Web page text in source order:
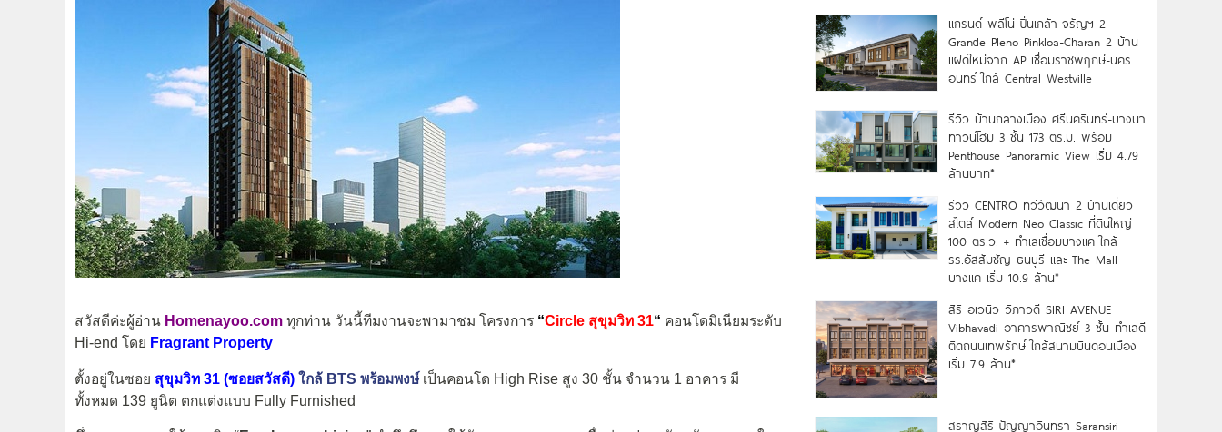
สวัสดีค่ะผู้อ่าน Homenayoo.com ทุกท่าน วันนี้ทีมงานจะพามาชม โครงการ “Circle สุขุมวิท 31“ คอนโดมิเนียมระดับ
Hi-end โดย Fragrant Property
ตั้งอยู่ในซอย สุขุมวิท 31 (ซอยสวัสดี) ใกล้ BTS พร้อมพงษ์เป็นคอนโด High Rise สูง 30 ชั้น จำนวน 1 อาคาร มี
ทั้งหมด 139 ยูนิต ตกแต่งแบบ Fully Furnished
แกรนด์ พลีโน่ ปิ่นเกล้า-จรัญฯ 2
Grande Pleno Pinkloa-Charan 2 บ้าน
แฝดใหม่จาก AP เชื่อมราชพฤกษ์-นคร
อินทร์ ใกล้ Central Westville
รีวิว บ้านกลางเมือง ศรีนครินทร์-บางนา
ทาวน์โฮม 3 ชั้น 173 ตร.ม. พร้อม
Penthouse Panoramic View เริ่ม 4.79
ล้านบาท*
รีวิว CENTRO ทวีวัฒนา 2 บ้านเดี่ยว
สไตล์ Modern Neo Classic ที่ดินใหญ่
100 ตร.ว. + ทำเลเชื่อมบางแค ใกล้
รร.อัสสัมชัญ ธนบุรี และ The Mall
บางแค เริ่ม 10.9 ล้าน*
สิริ อเวนิว วิภาวดี SIRI AVENUE
Vibhavadi อาคารพาณิชย์ 3 ชั้น ทำเลดี
ติดถนนเทพรักษ์ ใกล้สนามบินดอนเมือง
เริ่ม 7.9 ล้าน*
สราญสิริ ปัญญาอินทรา Saransiri